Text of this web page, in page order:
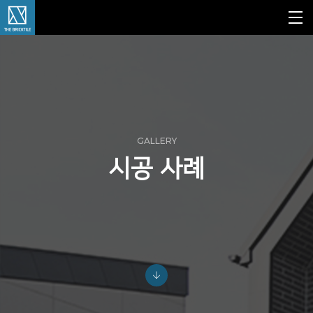
GALLERY
시공 사례